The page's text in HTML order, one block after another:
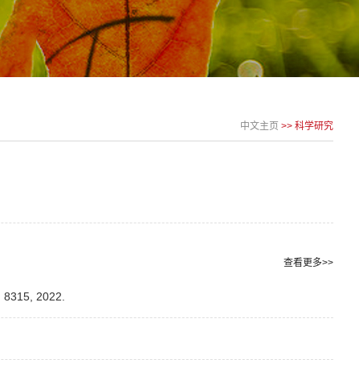
中文主页 >> 科学研究
查看更多>>
8315, 2022.